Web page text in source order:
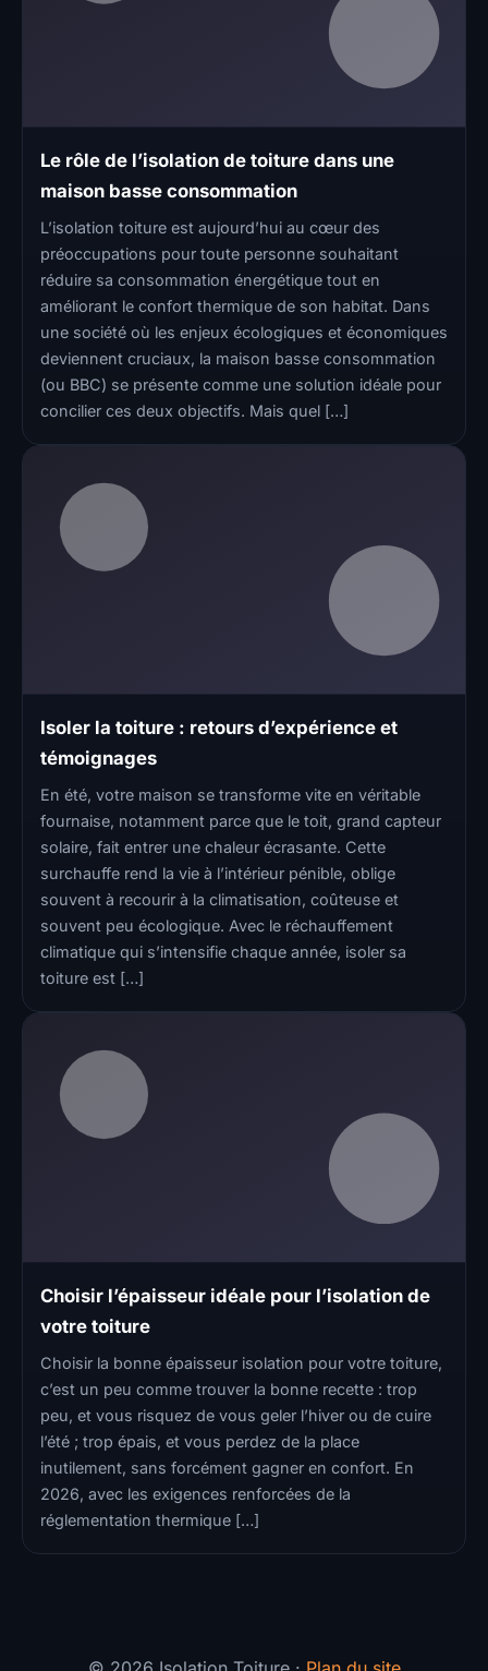
Le rôle de l’isolation de toiture dans une
maison basse consommation
L’isolation toiture est aujourd’hui au cœur des
préoccupations pour toute personne souhaitant
réduire sa consommation énergétique tout en
améliorant le confort thermique de son habitat. Dans
une société où les enjeux écologiques et économiques
deviennent cruciaux, la maison basse consommation
(ou BBC) se présente comme une solution idéale pour
concilier ces deux objectifs. Mais quel […]
Isoler la toiture : retours d’expérience et
témoignages
En été, votre maison se transforme vite en véritable
fournaise, notamment parce que le toit, grand capteur
solaire, fait entrer une chaleur écrasante. Cette
surchauffe rend la vie à l’intérieur pénible, oblige
souvent à recourir à la climatisation, coûteuse et
souvent peu écologique. Avec le réchauffement
climatique qui s’intensifie chaque année, isoler sa
toiture est […]
Choisir l’épaisseur idéale pour l’isolation de
votre toiture
Choisir la bonne épaisseur isolation pour votre toiture,
c’est un peu comme trouver la bonne recette : trop
peu, et vous risquez de vous geler l’hiver ou de cuire
l’été ; trop épais, et vous perdez de la place
inutilement, sans forcément gagner en confort. En
2026, avec les exigences renforcées de la
réglementation thermique […]